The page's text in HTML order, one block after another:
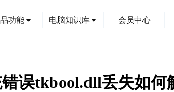
功能 电脑知识库 会员中心
误tkbool.dll丢失如何